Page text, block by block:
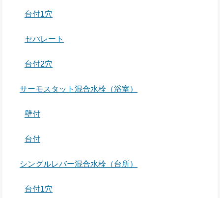
台付1穴
セパレート
台付2穴
サーモスタット混合水栓（浴室）
壁付
台付
シングルレバー混合水栓（台所）
台付1穴